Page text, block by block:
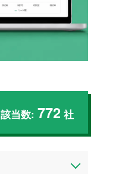
該当数: 772 社